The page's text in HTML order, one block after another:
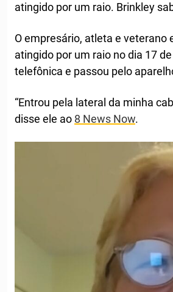
atingido por um raio. Brinkley
O empresário, atleta e
atingido por um raio no dia 17
telefônica e passou pelo
“Entrou pela lateral da minha
disse ele ao 8 News Now.